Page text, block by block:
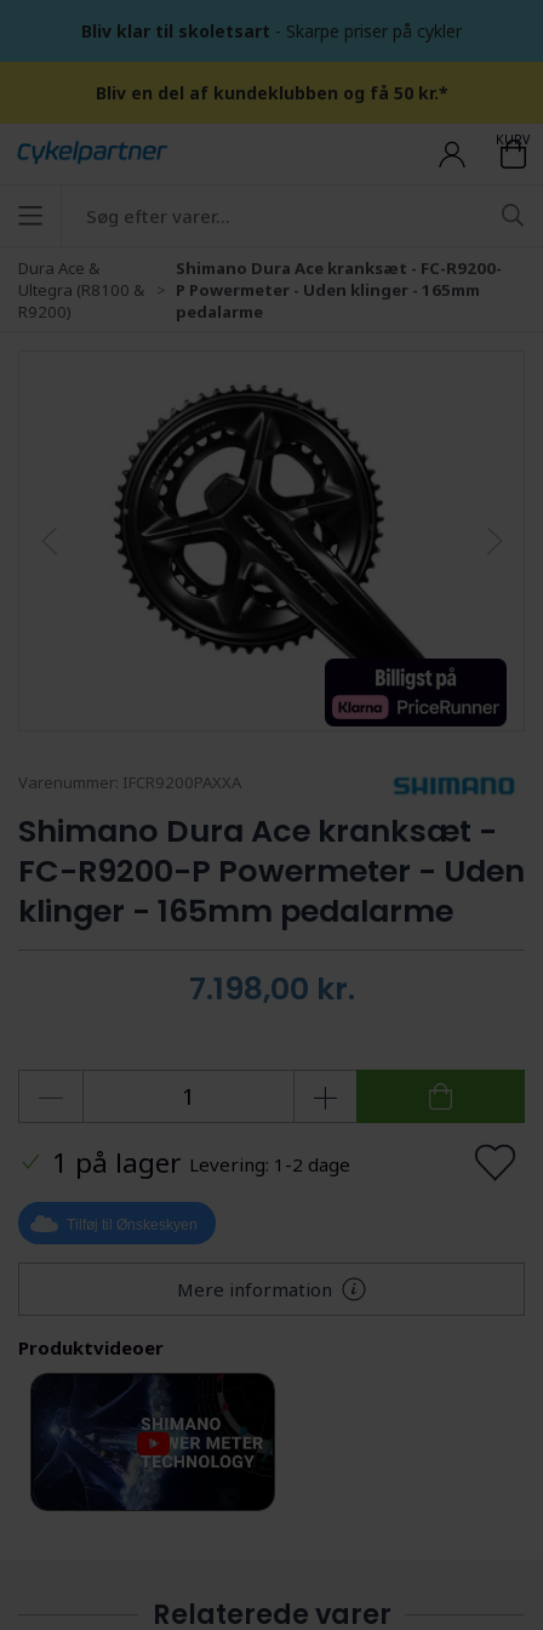
Bliv klar til skoletsart - Skarpe priser på cykler
Bliv en del af kundeklubben og få 50 kr.*
KURV
Dura Ace &
Ultegra (R8100 &
R9200)
Shimano Dura Ace kranksæt - FC-R9200-
P Powermeter - Uden klinger - 165mm
pedalarme
Varenummer: IFCR9200PAXXA
Shimano Dura Ace kranksæt -
FC-R9200-P Powermeter - Uden
klinger - 165mm pedalarme
7.198,00 kr.
1 på lager Levering: 1-2 dage
Tilføj til Ønskeskyen
Mere information
Produktvideoer
Relaterede varer